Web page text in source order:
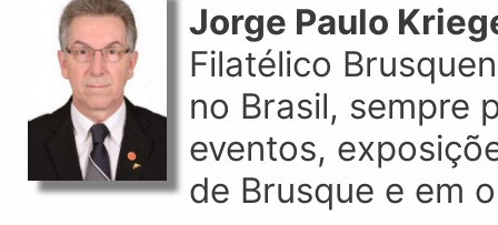
Jorge Paulo
Filatélico
no Brasil, sempre
eventos,
de Brusque e em